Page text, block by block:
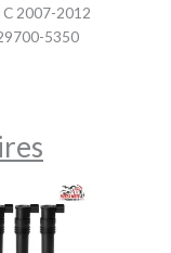
C 2007-2012
5350